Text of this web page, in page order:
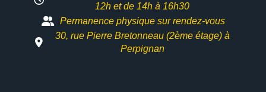
12h etde 14h à 16h30
Permanence physique sur rendez-vous
30, rue Pierre Bretonneau (2ème étage) à
Perpignan